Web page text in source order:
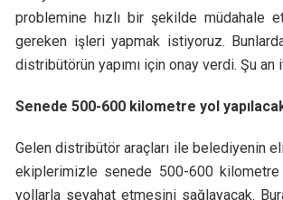
problemine hızlı bir şekilde müdahale
gereken işleri yapmak istiyoruz.
distribütörün yapımı için onay verdi. Şu
Senede 500-600 kilometre yol
Gelen distribütör araçları ile belediyenin
ekiplerimizle senede 500-600 kilometre
yollarla seyahat etmesini sağlayacak.